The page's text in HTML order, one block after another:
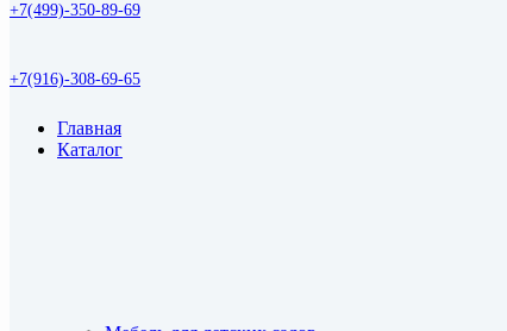
+7(499)-350-89-69
+7(916)-308-69-65
Главная
Каталог